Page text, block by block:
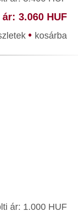
3.060 HUF
• kosárba
ár: 1.000 HUF